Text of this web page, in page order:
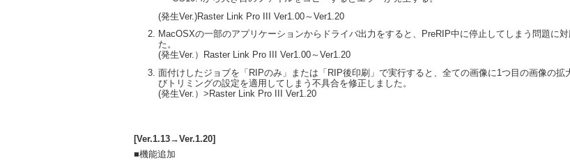
(発生Ver.)Raster Link Pro III Ver1.00～Ver1.20
MacOSXの一部のアプリケーションからドライバ出力をすると、PreRIP中に停止してしまう問題に対
た。
(発生Ver.）Raster Link Pro III Ver1.00～Ver1.20
面付けしたジョブを「RIPのみ」または「RIP後印刷」で実行すると、全ての画像に1つ目の画像の拡
びトリミングの設定を適用してしまう不具合を修正しました。
(発生Ver.）>Raster Link Pro III Ver1.20
[Ver.1.13→Ver.1.20]
■機能追加